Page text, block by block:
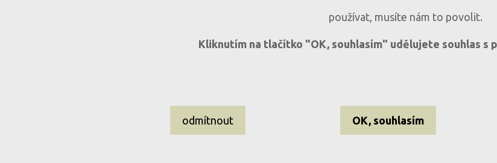
EL-WEST reality ©2009–2026 Všechna práva vyhrazena
používat, musíte nám to povolit.
Kliknutím na tlačítko "OK, souhlasím" udělujete souhlas s
odmítnout OK, souhlasím